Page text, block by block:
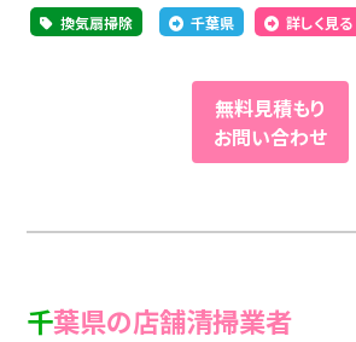
換気扇掃除 千葉県 詳しく見る
無料見積もり
お問い合わせ
千葉県の店舗清掃業者